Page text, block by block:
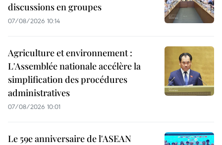
discussions en groupes
07/08/2026 10:14
Agriculture et environnement :
L'Assemblée nationale accélère la
simplification des procédures
administratives
07/08/2026 10:01
Le 59e anniversaire de l'ASEAN